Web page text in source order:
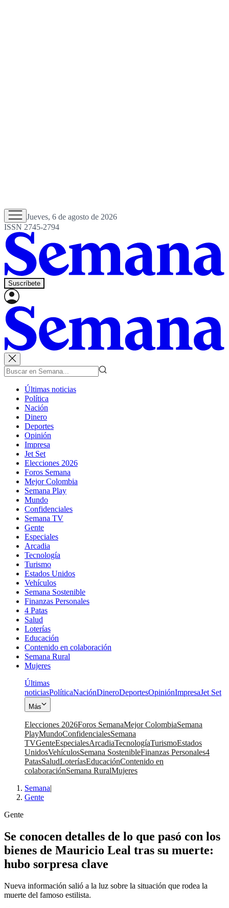
Jueves, 6 de agosto de 2026
ISSN 2745-2794
Suscríbete
Últimas noticias
Política
Nación
Dinero
Deportes
Opinión
Impresa
Jet Set
Elecciones 2026
Foros Semana
Mejor Colombia
Semana Play
Mundo
Confidenciales
Semana TV
Gente
Especiales
Arcadia
Tecnología
Turismo
Estados Unidos
Vehículos
Semana Sostenible
Finanzas Personales
4 Patas
Salud
Loterías
Educación
Contenido en colaboración
Semana Rural
Mujeres
Últimas
noticiasPolíticaNaciónDineroDeportesOpiniónImpresaJet Set
Más
Elecciones 2026Foros SemanaMejor ColombiaSemana
PlayMundoConfidencialesSemana
TVGenteEspecialesArcadiaTecnologíaTurismoEstados
UnidosVehículosSemana SostenibleFinanzas Personales4
PatasSaludLoteríasEducaciónContenido en
colaboraciónSemana RuralMujeres
Semana|
Gente
Gente
Se conocen detalles de lo que pasó con los
bienes de Mauricio Leal tras su muerte:
hubo sorpresa clave
Nueva información salió a la luz sobre la situación que rodea la
muerte del famoso estilista.